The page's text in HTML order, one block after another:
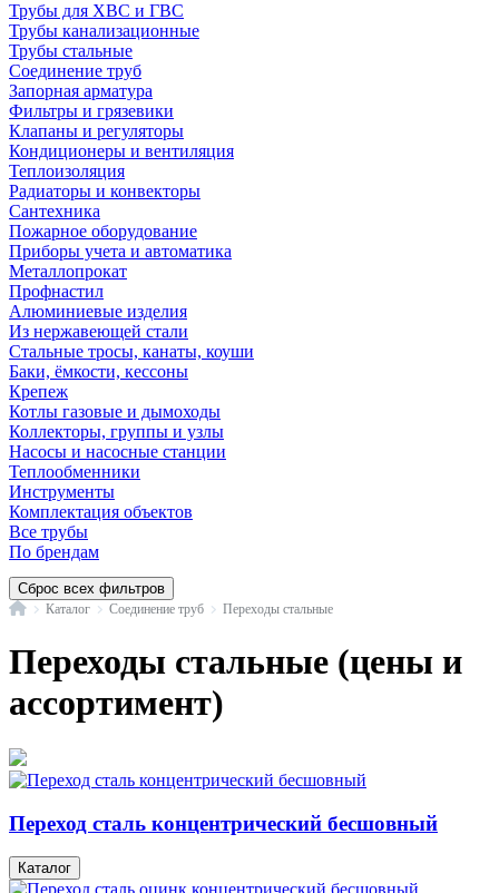
Трубы для ХВС и ГВС
Трубы канализационные
Трубы стальные
Соединение труб
Запорная арматура
Фильтры и грязевики
Клапаны и регуляторы
Кондиционеры и вентиляция
Теплоизоляция
Радиаторы и конвекторы
Сантехника
Пожарное оборудование
Приборы учета и автоматика
Металлопрокат
Профнастил
Алюминиевые изделия
Из нержавеющей стали
Стальные тросы, канаты, коуши
Баки, ёмкости, кессоны
Крепеж
Котлы газовые и дымоходы
Коллекторы, группы и узлы
Насосы и насосные станции
Теплообменники
Инструменты
Комплектация объектов
Все трубы
По брендам
Сброс всех фильтров
ГлавнаяКаталог Соединение труб Переходы стальные
Переходы стальные (цены и
ассортимент)
Переход сталь концентрический бесшовный
Каталог